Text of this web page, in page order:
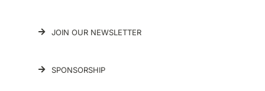
JOIN OUR NEWSLETTER
SPONSORSHIP